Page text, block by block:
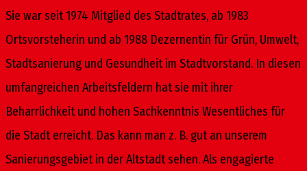
Sie war seit 1974 Mitglied des Stadtrates, ab 1983
Ortsvorsteherin und ab 1988 Dezernentin für Grün, Umwelt,
Stadtsanierung und Gesundheit im Stadtvorstand. In diesen
umfangreichen Arbeitsfeldern hat sie mit ihrer
Beharrlichkeit und hohen Sachkenntnis Wesentliches für
die Stadt erreicht. Das kann man z. B. gut an unserem
Sanierungsgebiet in der Altstadt sehen. Als engagierte